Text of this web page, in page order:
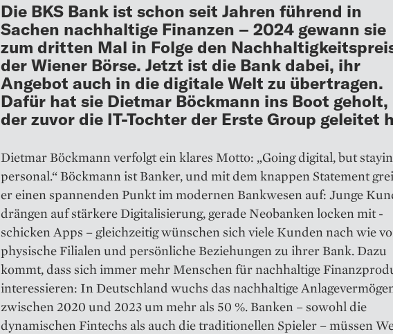
Die BKS Bank ist schon seit Jahren führend in
Sachen nachhaltige Finanzen – 2024 gewann sie
zum dritten Mal in Folge den
der Wiener Börse. Jetzt ist die Bank dabei, ihr
Angebot auch in die digitale Welt zu übertragen.
Dafür hat sie Dietmar Böckmann ins Boot geholt,
der zuvor die IT-Tochter der Erste Group geleitet
Dietmar Böckmann verfolgt ein klares Motto: „Going digital, but
personal.“ Böckmann ist Banker, und mit dem knappen Statement
er einen spannenden Punkt im modernen Bankwesen auf: Junge
drängen auf stärkere ­Digitalisierung, gerade Neobanken locken mit ­
schicken Apps – gleichzeitig wünschen sich viele Kunden nach wie
physische Filialen und persönliche Beziehungen zu ihrer Bank. Dazu
kommt, dass sich immer mehr Menschen für nachhaltige
interessieren: In Deutschland wuchs das nachhaltige
zwischen 2020 und 2023 um mehr als 50 %. Banken – sowohl die
dynamischen Fintechs als auch die traditionellen Spieler – müssen